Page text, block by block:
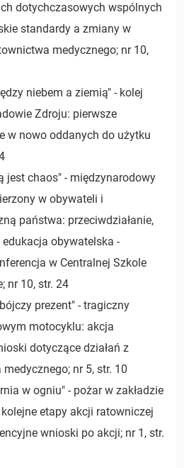
dotychczasowych wspólnych
standardy a zmiany w
medycznego; nr 10,
niebem a ziemią" - kolej
Zdroju: pierwsze
w nowo oddanych do użytku
jest chaos" - międzynarodowy
w obywateli i
państwa: przeciwdziałanie,
obywatelska -
w Centralnej Szkole
nr 10, str. 24
prezent" - tragiczny
motocyklu: akcja
dotyczące działań z
nr 5, str. 10
w ogniu" - pożar w zakładzie
etapy akcji ratowniczej
wnioski po akcji; nr 1, str.